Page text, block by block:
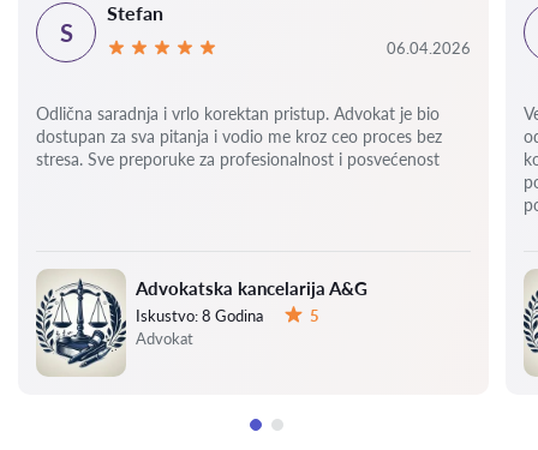
Advokatska kancelarija A&G
Iskustvo:8 Godina
5
Advokat
S
Stefan
06.04.2026
Odlična saradnja i vrlo korektan pristup. Advokat je bio
dostupan za sva pitanja i vodio me kroz ceo proces bez
stresa. Sve preporuke za profesionalnost i posvećenost